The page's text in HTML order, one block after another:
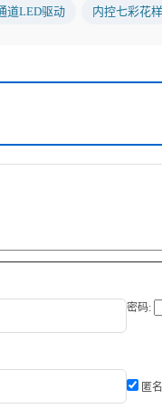
道LED驱动 内控七彩花样
密码:
匿